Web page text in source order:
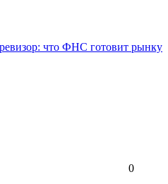
что ФНС готовит рынку
0